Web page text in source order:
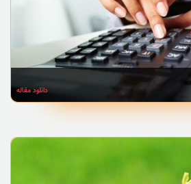
دانلود مقاله